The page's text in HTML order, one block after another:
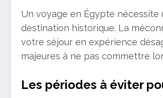
Un voyage en Égypte
destination historique. La
votre séjour en expérience
majeures à ne pas commettre
Les périodes à éviter